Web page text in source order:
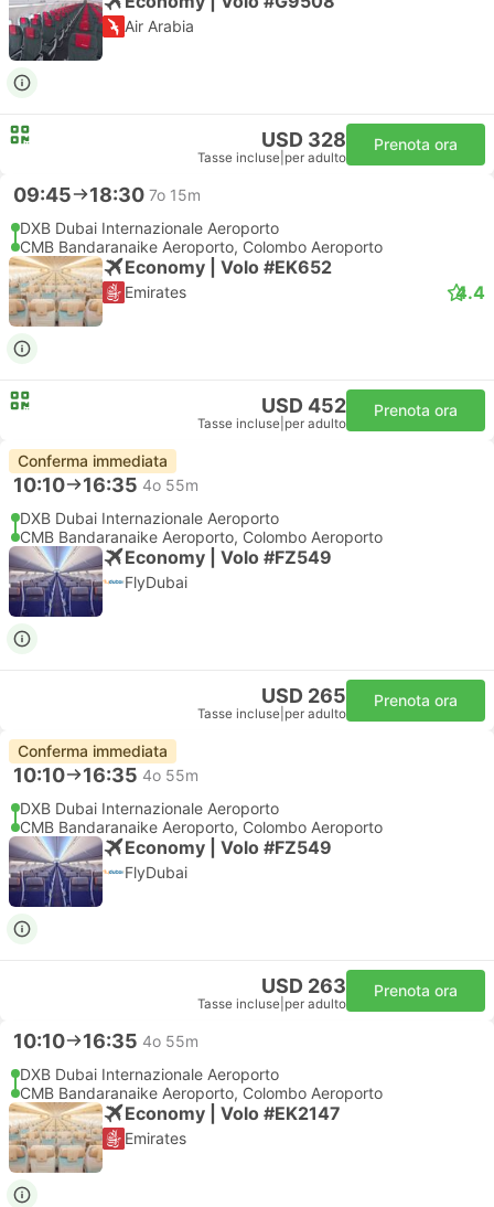
Air Arabia
USD 328
Tasse incluse per adulto
Prenota ora
09:45 18:30 7o 15m
DXB Dubai Internazionale Aeroporto
CMB Bandaranaike Aeroporto, Colombo Aeroporto
Economy | Volo #EK652
Emirates 4.4
USD 452
Tasse incluse per adulto
Prenota ora
Conferma immediata
10:10 16:35 4o 55m
DXB Dubai Internazionale Aeroporto
CMB Bandaranaike Aeroporto, Colombo Aeroporto
Economy | Volo #FZ549
FlyDubai
USD 265
Tasse incluse per adulto
Prenota ora
Conferma immediata
10:10 16:35 4o 55m
DXB Dubai Internazionale Aeroporto
CMB Bandaranaike Aeroporto, Colombo Aeroporto
Economy | Volo #FZ549
FlyDubai
USD 263
Tasse incluse per adulto
Prenota ora
10:10 16:35 4o 55m
DXB Dubai Internazionale Aeroporto
CMB Bandaranaike Aeroporto, Colombo Aeroporto
Economy | Volo #EK2147
Emirates